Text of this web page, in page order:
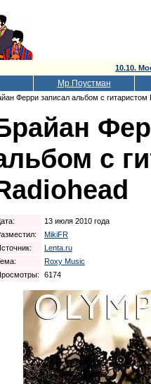
10.10.
Мр.Поустман
Ферри записал альбом с гитаристом
с
13 июля 2010 года
MikiFR
Lenta.ru
Roxy Music
6174